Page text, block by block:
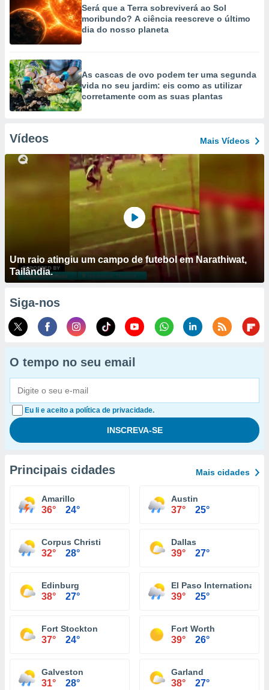
Será que a Terra sobreviverá ao Sol
moribundo? A ciência reescreve o último
dia do nosso planeta
As cascas de ovo podem ter uma segunda
vida no seu jardim: eis como as utilizar
corretamente com as suas plantas
Vídeos Mais Vídeos
Um raio atingiu um campo de futebol em Narathiwat,
Tailândia.
Siga-nos
O tempo no seu email
Eu li e aceito a política de privacidade.
Principais cidades Mais cidades
Amarillo
36° 24°
Austin
37° 25°
Corpus Christi
32° 28°
Dallas
39° 27°
Edinburg
38° 27°
El Paso International
39° 25°
Fort Stockton
37° 24°
Fort Worth
39° 26°
Galveston
31° 28°
Garland
38° 27°